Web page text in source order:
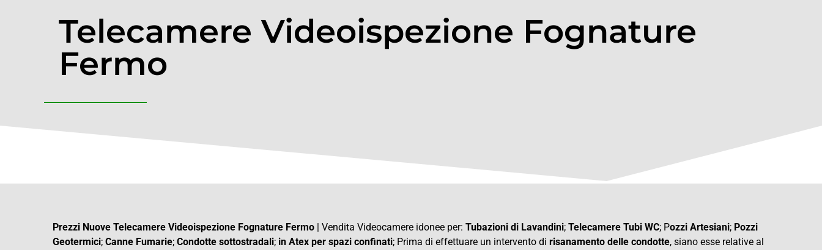
Telecamere Videoispezione Fognature
Fermo
Prezzi Nuove Telecamere Videoispezione Fognature Fermo | Vendita Videocamere idonee per: Tubazioni di Lavandini; Telecamere Tubi WC; Pozzi Artesiani; Pozzi
Geotermici; Canne Fumarie; Condotte sottostradali; in Atex per spazi confinati; Prima di effettuare un intervento di risanamento delle condotte, siano esse relative al